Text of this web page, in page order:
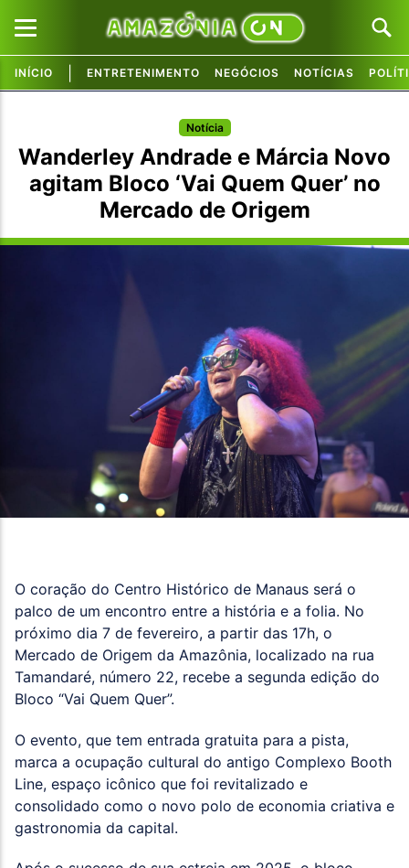
INÍCIO ENTRETENIMENTO NEGÓCIOS NOTÍCIAS
Notícia
Wanderley Andrade e Márcia Novo
agitam Bloco ‘Vai Quem Quer’ no
Mercado de Origem
O coração do Centro Histórico de Manaus será o
palco de um encontro entre a história e a folia. No
próximo dia 7 de fevereiro, a partir das 17h, o
Mercado de Origem da Amazônia, localizado na rua
Tamandaré, número 22, recebe a segunda edição do
Bloco “Vai Quem Quer”.
O evento, que tem entrada gratuita para a pista,
marca a ocupação cultural do antigo Complexo Booth
Line, espaço icônico que foi revitalizado e
consolidado como o novo polo de economia criativa e
gastronomia da capital.